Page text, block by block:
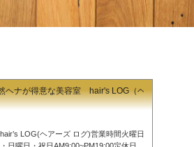
ナが得意な美容室 hair's LOG（ヘアーズ ログ）
LOG(ヘアーズ ログ)営業時間火曜日